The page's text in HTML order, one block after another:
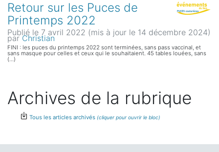
Retour sur les Puces de
Printemps 2022
Publié le 7 avril 2022 (mis à jour le 14 décembre 2024)
parChristian
FINI : les puces du printemps 2022 sont terminées, sans pass vaccinal, et
sans masque pour celles et ceux qui le souhaitaient. 45 tables louées, sans
(...)
Archives de la rubrique
Tous les articles archivés